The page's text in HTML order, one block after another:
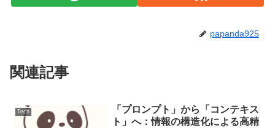
papanda925
関連記事
Tech
「プロンプト」から「コンテキス
ト」へ：情報の構造化による高精